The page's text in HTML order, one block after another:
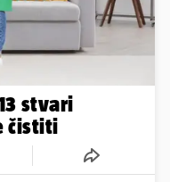
stvari
čistiti